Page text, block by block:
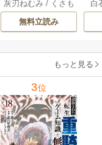
界プレス漫遊記 ～
最強無双のおじさ
んはあらゆる種族
ミック） 6巻
灰刃ねむみ / くさも
ち
無料立読み
ア
（
白
もっと見る
3位